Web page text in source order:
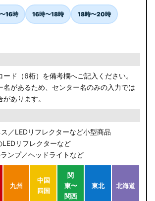
16時 16時〜18時 18時〜20時
ド（6桁）を備考欄へご記入ください。
名があるため、センター名のみの入力では
あります。
／LEDリフレクターなど小型商品
リフレクターなど
ンプ／ヘッドライトなど
九州
中国
四国
関
東〜
関西
東北 北海道